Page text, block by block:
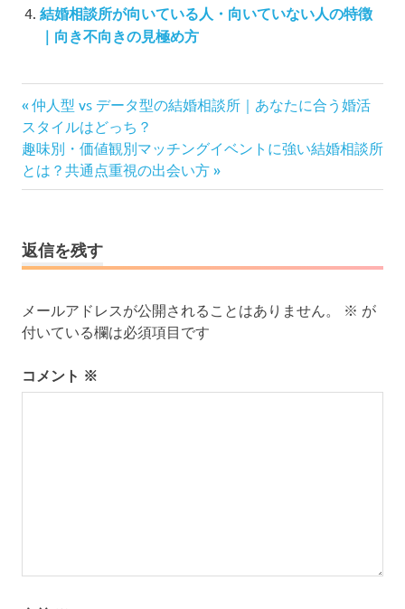
結婚相談所が向いている人・向いていない人の特徴
｜向き不向きの見極め方
投
稿
ナ
ビ
シ
ョ
前
の
記
事:
仲人型 vs データ型の結婚相談所｜あなたに合う婚活
スタイルはどっち？
次
の
記
趣味別・価値観別マッチングイベントに強い結婚相談所
とは？共通点重視の出会い方
返信を残す
メールアドレスが公開されることはありません。 ※ が
付いている欄は必須項目です
コメント ※